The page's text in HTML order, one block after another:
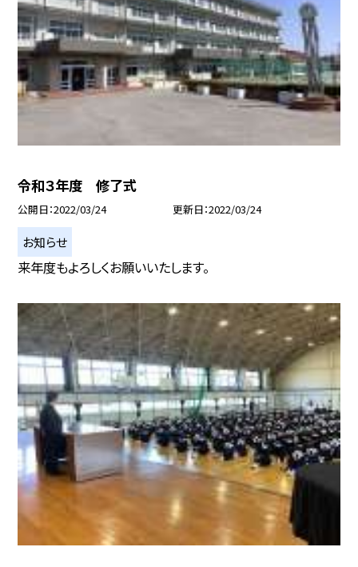
令和３年度 修了式
公開日 2022/03/24 更新日 2022/03/24
お知らせ
来年度もよろしくお願いいたします。